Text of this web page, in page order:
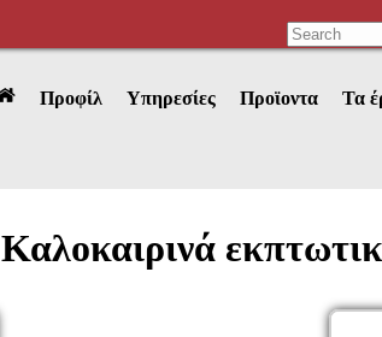
Προφίλ Υπηρεσίες Προϊοντα Τα
Καλοκαιρινά